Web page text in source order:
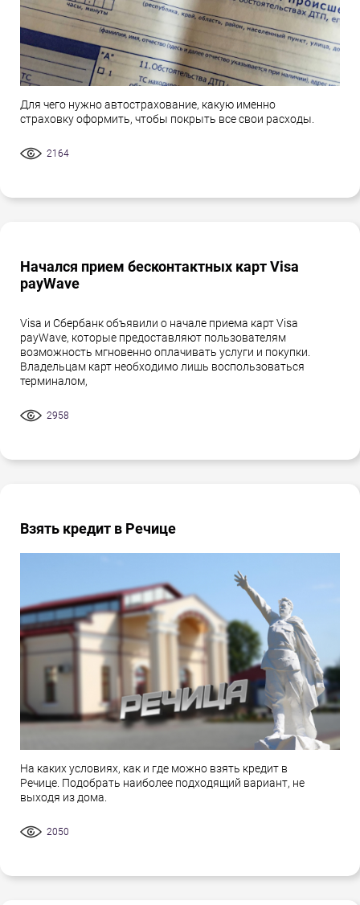
Для чего нужно автострахование, какую именно
страховку оформить, чтобы покрыть все свои расходы.
2164
Начался прием бесконтактных карт Visa
payWave
Visa и Сбербанк объявили о начале приема карт Visa
payWave, которые предоставляют пользователям
возможность мгновенно оплачивать услуги и покупки.
Владельцам карт необходимо лишь воспользоваться
терминалом,
2958
Взять кредит в Речице
На каких условиях, как и где можно взять кредит в
Речице. Подобрать наиболее подходящий вариант, не
выходя из дома.
2050